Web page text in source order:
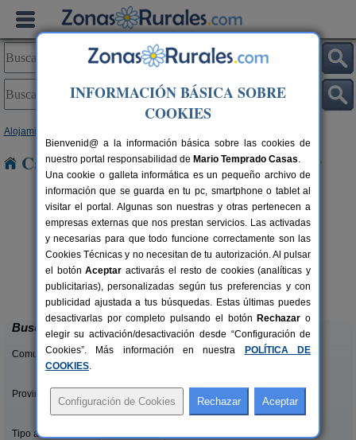
Alojamientos
Casas Rurales cerca de Tangel
2-28+5 pers.
desde20 €
Masia L´Ancornia
Tibi (Alicante)
Buscar
Comunidades:
Provincias/Islas:
Tipo alquiler:
INFORMACIÓN BÁSICA SOBRE
COOKIES
Bienvenid@ a la información básica sobre las cookies de
nuestro portal responsabilidad de Mario Temprado Casas.
Una cookie o galleta informática es un pequeño archivo de
información que se guarda en tu pc, smartphone o tablet al
visitar el portal. Algunas son nuestras y otras pertenecen a
empresas externas que nos prestan servicios. Las activadas
y necesarias para que todo funcione correctamente son las
Cookies Técnicas y no necesitan de tu autorización. Al pulsar
el botónAceptar activarás el resto de cookies (analíticas y
publicitarias), personalizadas según tus preferencias y con
publicidad ajustada a tus búsquedas. Estas últimas puedes
desactivarlas por completo pulsando el botón Rechazar o
elegir su activación/desactivación desde “Configuración de
Cookies”. Más información en nuestra
POLÍTICA DE
COOKIES.